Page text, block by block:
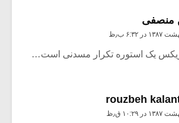
منصفی
یک استوره تکرار مسدنی است…
rouzbeh